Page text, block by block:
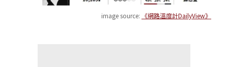
image source: 《網路溫度計DailyView》